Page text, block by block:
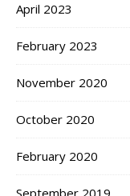
April 2023
February 2023
November 2020
October 2020
February 2020